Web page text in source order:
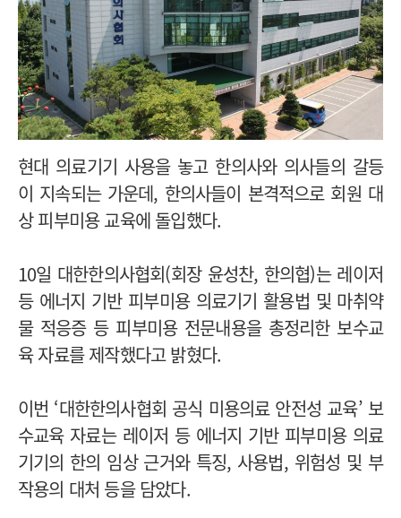
현대 의료기기 사용을 놓고 한의사와 의사들의 갈등
이 지속되는 가운데, 한의사들이 본격적으로 회원 대
상 피부미용 교육에 돌입했다.
10일 대한한의사협회(회장 윤성찬, 한의협)는 레이저
등 에너지 기반 피부미용 의료기기 활용법 및 마취약
물 적응증 등 피부미용 전문내용을 총정리한 보수교
육 자료를 제작했다고 밝혔다.
이번 ‘대한한의사협회 공식 미용의료 안전성 교육’ 보
수교육 자료는 레이저 등 에너지 기반 피부미용 의료
기기의 한의 임상 근거와 특징, 사용법, 위험성 및 부
작용의 대처 등을 담았다.